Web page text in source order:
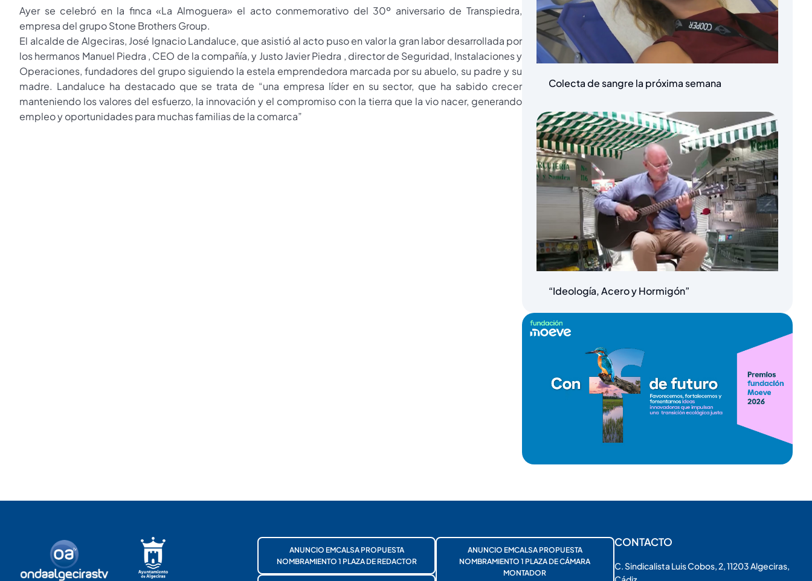
Ayer se celebró en la finca «La Almoguera» el acto conmemorativo del 30º aniversario de Transpiedra,
empresa del grupo Stone Brothers Group.
El alcalde de Algeciras, José Ignacio Landaluce, que asistió al acto puso en valor la gran labor desarrollada por
los hermanos Manuel Piedra , CEO de la compañía, y Justo Javier Piedra , director de Seguridad, Instalaciones y
Operaciones, fundadores del grupo siguiendo la estela emprendedora marcada por su abuelo, su padre y su
madre. Landaluce ha destacado que se trata de “una empresa líder en su sector, que ha sabido crecer
manteniendo los valores del esfuerzo, la innovación y el compromiso con la tierra que la vio nacer, generando
empleo y oportunidades para muchas familias de la comarca”
Colecta de sangre la próxima semana
“Ideología, Acero y Hormigón”
ANUNCIO EMCALSA PROPUESTA
NOMBRAMIENTO 1 PLAZA DE REDACTOR
ANUNCIO EMCALSA PROPUESTA
NOMBRAMIENTO 1 PLAZA DE CÁMARA
MONTADOR
CONTACTO
C. Sindicalista Luis Cobos, 2, 11203 Algeciras,